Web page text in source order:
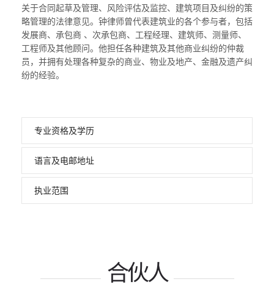
关于合同起草及管理、风险评估及监控、建筑项目及纠纷的策
略管理的法律意见。钟律师曾代表建筑业的各个参与者，包括
发展商、承包商 、次承包商、工程经理、建筑师、测量师、
工程师及其他顾问。 他担任各种建筑及其他商业纠纷的仲裁
员，并拥有处理各种复杂的商业、物业及地产、金融及遗产纠
纷的经验。
专业资格及学历
语言及电邮地址
执业范围
合伙人